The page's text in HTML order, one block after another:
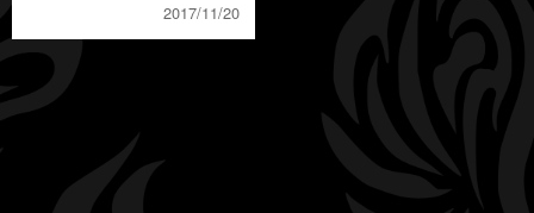
2017/11/20